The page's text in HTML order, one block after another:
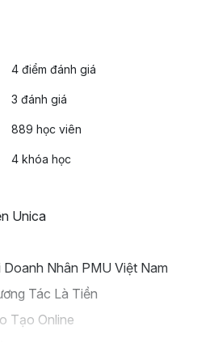
4 điểm đánh giá
3 đánh giá
889 học viên
4 khóa học
Unica
Nhân PMU Việt Nam
Tác Là Tiền
Tạo Online